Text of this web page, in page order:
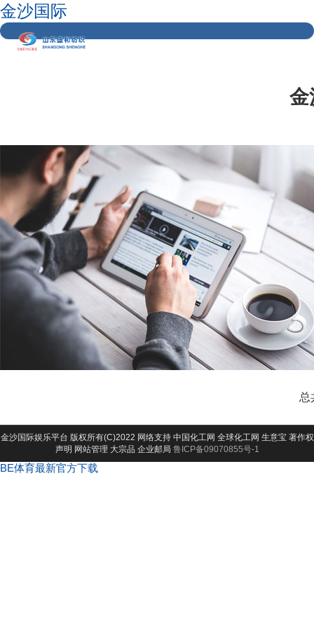
金沙国际
金
总
金沙国际娱乐平台 版权所有(C)2022 网络支持 中国化工网 全球化工网 生意宝 著作权
声明 网站管理 大宗品 企业邮局 鲁ICP备09070855号-1
BE体育最新官方下载